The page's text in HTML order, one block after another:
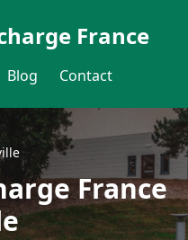
France
Blog Contact
France